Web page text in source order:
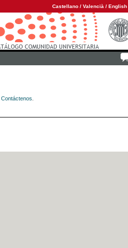
Castellano / Valencià / English
Contáctenos